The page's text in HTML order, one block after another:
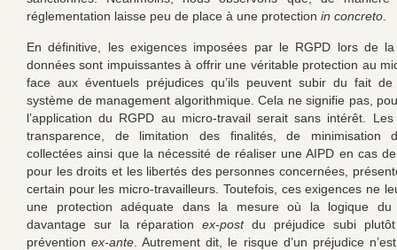
réglementation laisse peu de place à une protection in concreto
En définitive, les exigences imposées par le RGPD lors de
données sont impuissantes à offrir une véritable protection au
face aux éventuels préjudices qu’ils peuvent subir du fait de
système de management algorithmique. Cela ne signifie pas,
l’application du RGPD au micro-travail serait sans intérêt.
transparence, de limitation des finalités, de minimisation
collectées ainsi que la nécessité de réaliser une AIPD en cas
pour les droits et les libertés des personnes concernées,
certain pour les micro-travailleurs. Toutefois, ces exigences ne
une protection adéquate dans la mesure où la logique du
davantage sur la réparationex-postdu préjudice subi
préventionex-ante . Autrement dit, le risque d’un préjudice